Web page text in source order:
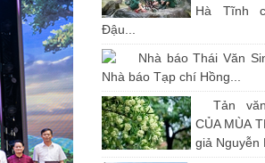
Hà Tĩnh
Đậu...
Nhà báo Thái Văn
Nhà báo Tạp chí Hồng...
Tản
CỦA MÙA
giả Nguyễn